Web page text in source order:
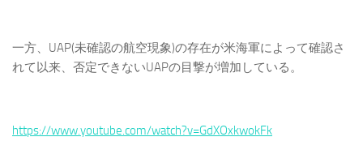
一方、UAP(未確認の航空現象)の存在が米海軍によって確認さ
れて以来、否定できないUAPの目撃が増加している。
https://www.youtube.com/watch?v=GdXOxkwokFk